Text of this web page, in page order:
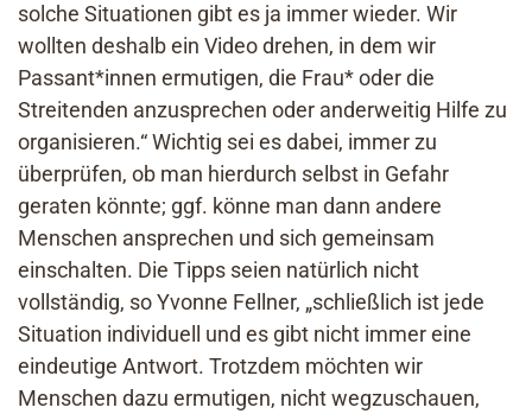
solche Situationen gibt es ja immer wieder. Wir
wollten deshalb ein Video drehen, in dem wir
Passant*innen ermutigen, die Frau* oder die
Streitenden anzusprechen oder anderweitig Hilfe zu
organisieren.“ Wichtig sei es dabei, immer zu
überprüfen, ob man hierdurch selbst in Gefahr
geraten könnte; ggf. könne man dann andere
Menschen ansprechen und sich gemeinsam
einschalten. Die Tipps seien natürlich nicht
vollständig, so Yvonne Fellner, „schließlich ist jede
Situation individuell und es gibt nicht immer eine
eindeutige Antwort. Trotzdem möchten wir
Menschen dazu ermutigen, nicht wegzuschauen,